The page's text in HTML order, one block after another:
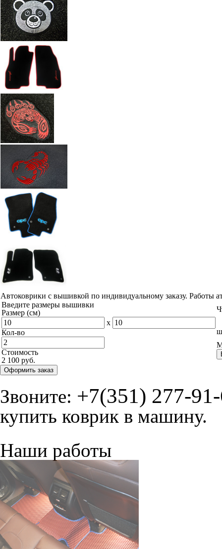
Автоковрики с вышивкой по индивидуальному заказу. Работы
Введите размеры вышивки
Размер (см)
Кол-во
Стоимость
2 100 руб.
Оформить заказ
Звоните:
купить коврик в машину.
Наши работы
© ателье «Автоковрики
На нашем сайте в целях
работоспособности
персональных данных,
браузером. Это,
и т.д. Если Вы
согласие на обработку
Положении по обработке
+7 (351) 277 91 67